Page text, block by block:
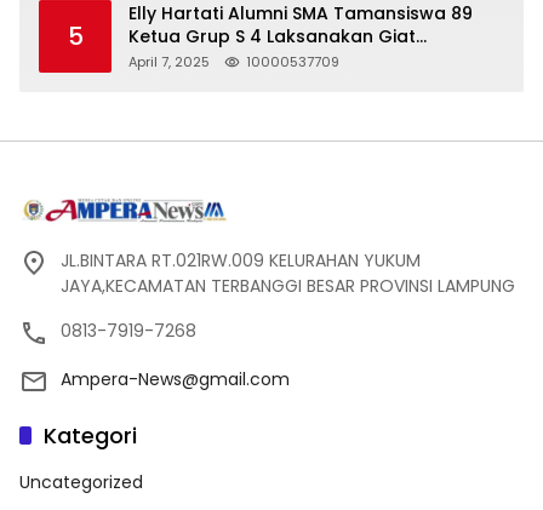
5
Elly Hartati Alumni SMA Tamansiswa 89
Ketua Grup S 4 Laksanakan Giat
Silaturahmi
April 7, 2025 10000537709
JL.BINTARA RT.021RW.009 KELURAHAN YUKUM
JAYA,KECAMATAN TERBANGGI BESAR PROVINSI LAMPUNG
0813-7919-7268
Ampera-News@gmail.com
Kategori
Uncategorized